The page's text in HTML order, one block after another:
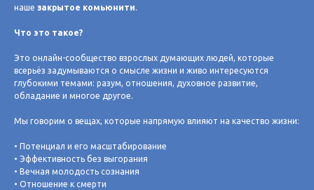
наше закрытое комьюнити.
Что это такое?
Это онлайн-сообщество взрослых думающих людей, которые
всерьёз задумываются о смысле жизни и живо интересуются
глубокими темами: разум, отношения, духовное развитие,
обладание и многое другое.
Мы говорим о вещах, которые напрямую влияют на качество жизни:
• Потенциал и его масштабирование
• Эффективность без выгорания
• Вечная молодость сознания
• Отношение к смерти